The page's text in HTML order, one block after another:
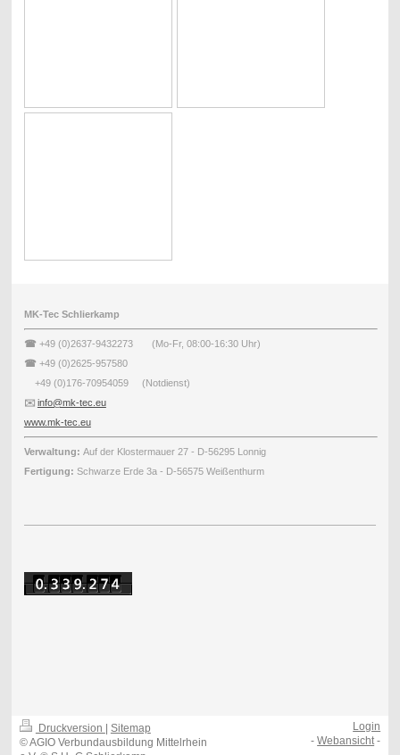
MK-Tec Schlierkamp
☎ +49 (0)2637-9432273 (Mo-Fr, 08:00-16:30 Uhr)
☎ +49 (0)2625-957580
+49 (0)176-70954059 (Notdienst)
✉️ info@mk-tec.eu
www.mk-tec.eu
Verwaltung: Auf der Klostermauer 27 - D-56295 Lonnig
Fertigung: Schwarze Erde 3a - D-56575 Weißenthurm
Druckversion
Sitemap
© AGIO Verbundausbildung Mittelrhein
Login
-Webansicht-